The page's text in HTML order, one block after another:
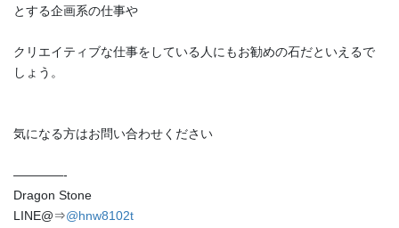
とする企画系の仕事や
クリエイティブな仕事をしている人にもお勧めの石だといえるで
しょう。
気になる方はお問い合わせください
————-
Dragon Stone
LINE@⇒@hnw8102t
ネットショップ
恋愛運
未分類